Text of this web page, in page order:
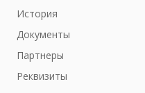
История
Документы
Партнеры
Реквизиты